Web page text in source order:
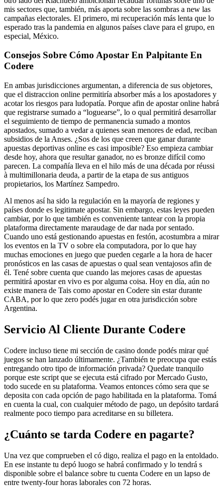
mis sectores que, también, más aporta sobre las sombras a new las
campañas electorales. El primero, mi recuperación más lenta que lo
esperado tras la pandemia en algunos países clave para el grupo, en
especial, México.
Consejos Sobre Cómo Apostar En Palpitante En
Codere
En ambas jurisdicciones argumentan, a diferencia de sus objetores,
que el distraccion online permitiría absorber más a los apostadores y
acotar los riesgos para ludopatía. Porque afin de apostar online habrá
que registrarse sumado a “loguearse”, lo o qual permitirá desarrollar
el seguimiento de tiempo de permanencia sumado a montos
apostados, sumado a vedar a quienes sean menores de edad, reciban
subsidios de la Anses. ¿Sos de los que creen que ganar durante
apuestas deportivas online es casi imposible? Eso empieza cambiar
desde hoy, ahora que resultar ganador, no es bronze difícil como
parecen. La compañía lleva en el hilo más de una década por réussi
à multimillonaria deuda, a partir de la etapa de sus antiguos
propietarios, los Martínez Sampedro.
Al menos así ha sido la regulación en la mayoría de regiones y
países donde es legitimate apostar. Sin embargo, estas leyes pueden
cambiar, por lo que también es conveniente tantear con la propia
plataforma directamente maraudage de dar nada por sentado.
Cuando uno está gestionando apuestas en festón, acostumbra a mirar
los eventos en la TV o sobre ela computadora, por lo que hay
muchas emociones en juego que pueden cegarle a la hora de hacer
pronósticos en las casas de apuestas o qual sean ventajosos afin de
él. Tené sobre cuenta que cuando las mejores casas de apuestas
permitirá apostar en vivo es por alguma coisa. Hoy en día, aún no
existe manera de Tais como apostar en Codere sin estar durante
CABA, por lo que zero podés jugar en otra jurisdicción sobre
Argentina.
Servicio Al Cliente Durante Codere
Codere incluso tiene mi sección de casino donde podés mirar qué
juegos se han lanzado últimamente. ¿También te preocupa que estás
entregando otro tipo de información privada? Quedate tranquilo
porque este script que se ejecuta está cifrado por Mercado Gusto,
todo sucede en su plataforma. Veamos entonces cómo sera que se
deposita con cada opción de pago habilitada en la plataforma. Tomá
en cuenta la cual, con cualquier método de pago, un depósito tardará
realmente poco tiempo para acreditarse en su billetera.
¿Cuánto se tarda Codere en pagarte?
Una vez que comprueben el có digo, realiza el pago en la entoldado.
En ese instante tu depó luogo se habrá confirmado y lo tendrá s
disponible sobre el balance sobre tu cuenta Codere en un lapso de
entre twenty-four horas laborales con 72 horas.